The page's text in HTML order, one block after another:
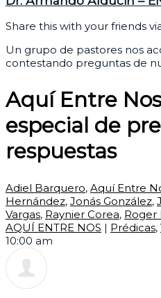
Share this with your friends
Un grupo de pastores nos
contestando preguntas de
Aquí Entre
especial de
respuestas
Adiel Barquero, Aquí Entre
Hernández, Jonás González,
Vargas, Raynier Corea, Roger
AQUÍ ENTRE NOS | Prédicas,
10:00 am